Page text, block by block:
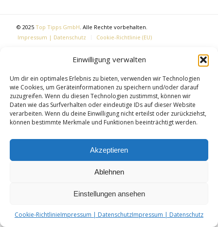
Einwilligung verwalten
Um dir ein optimales Erlebnis zu bieten, verwenden wir Technologien
wie Cookies, um Geräteinformationen zu speichern und/oder darauf
zuzugreifen. Wenn du diesen Technologien zustimmst, können wir
Daten wie das Surfverhalten oder eindeutige IDs auf dieser Website
verarbeiten. Wenn du deine Einwilligung nicht erteilst oder zurückziehst,
können bestimmte Merkmale und Funktionen beeinträchtigt werden.
Akzeptieren
Ablehnen
Einstellungen ansehen
Cookie-RichtlinieImpressum | DatenschutzImpressum | Datenschutz
© 2025 Top Tipps GmbH. Alle Rechte vorbehalten.
Impressum | Datenschutz
Cookie-Richtlinie (EU)